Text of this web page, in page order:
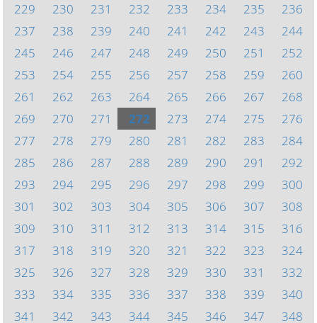
229
230 231 232 233 234 235
236
237
238 239 240 241 242 243
244
245
246 247 248 249 250 251
252
253
254 255 256 257 258 259
260
261
262 263 264 265 266 267
268
269
270 271 272 273 274 275
276
277
278 279 280 281 282 283
284
285
286 287 288 289 290 291
292
293
294 295 296 297 298 299
300
301
302 303 304 305 306 307
308
309
310 311 312 313 314 315
316
317
318 319 320 321 322 323
324
325
326 327 328 329 330 331
332
333
334 335 336 337 338 339
340
341
342 343 344 345 346 347 348